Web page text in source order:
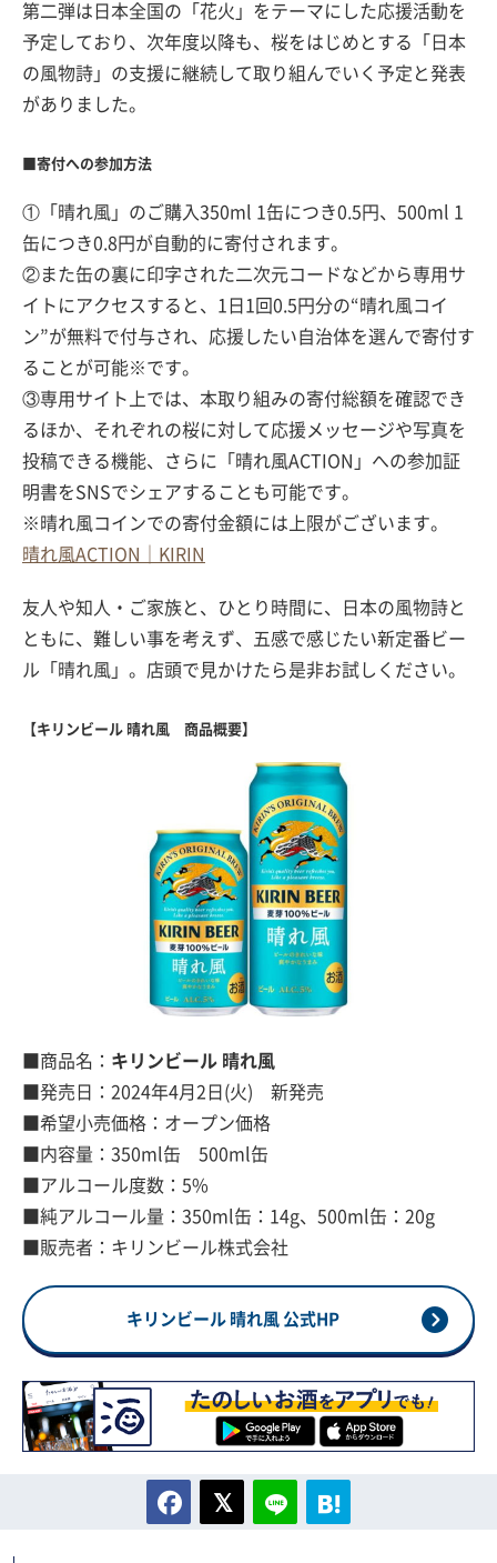
第二弾は日本全国の「花火」をテーマにした応援活動を
予定しており、次年度以降も、桜をはじめとする「日本
の風物詩」の支援に継続して取り組んでいく予定と発表
がありました。
■寄付への参加方法
①「晴れ風」のご購入350ml 1缶につき0.5円、500ml 1
缶につき0.8円が自動的に寄付されます。
②また缶の裏に印字された二次元コードなどから専用サ
イトにアクセスすると、1日1回0.5円分の“晴れ風コイ
ン”が無料で付与され、応援したい自治体を選んで寄付す
ることが可能※です。
③専用サイト上では、本取り組みの寄付総額を確認でき
るほか、それぞれの桜に対して応援メッセージや写真を
投稿できる機能、さらに「晴れ風ACTION」への参加証
明書をSNSでシェアすることも可能です。
※晴れ風コインでの寄付金額には上限がございます。
晴れ風ACTION｜KIRIN
友人や知人・ご家族と、ひとり時間に、日本の風物詩と
ともに、難しい事を考えず、五感で感じたい新定番ビー
ル「晴れ風」。店頭で見かけたら是非お試しください。
【キリンビール 晴れ風 商品概要】
■商品名： キリンビール 晴れ風
■発売日：2024年4月2日(火) 新発売
■希望小売価格：オープン価格
■内容量：350ml缶 500ml缶
■アルコール度数：5%
■純アルコール量：350ml缶：14g、500ml缶：20g
■販売者：キリンビール株式会社
キリンビール 晴れ風 公式HP